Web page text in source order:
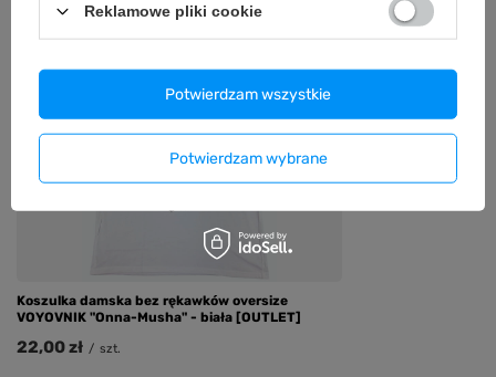
ZOBACZ RÓWNIEŻ
Koszulka damska bez rękawków oversize
VOYOVNIK "Onna-Musha" - biała [OUTLET]
22,00 zł / szt.
Koszulka damska
64,99 zł
Reklamowe pliki cookie
Potwierdzam wybrane
Potwierdzam wszystkie